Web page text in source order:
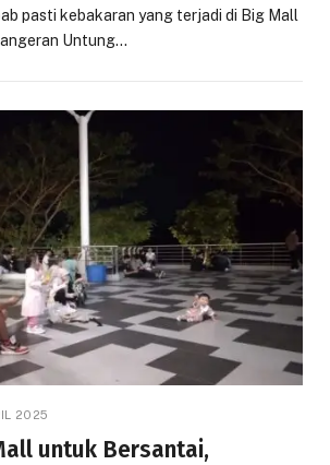
pasti kebakaran yang terjadi di Big Mall
Untung…
2025
untuk Bersantai,